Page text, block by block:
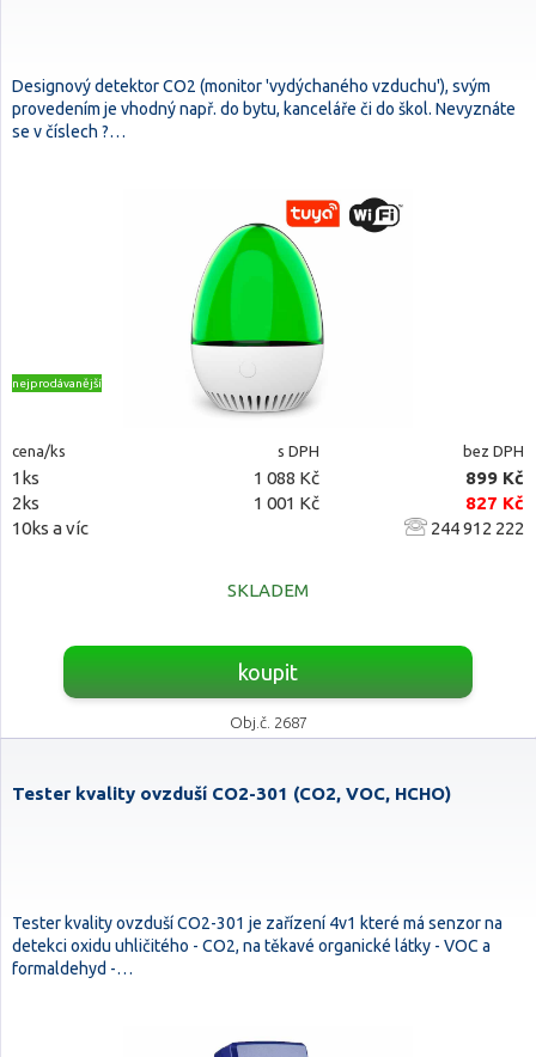
Designový detektor CO2 (monitor 'vydýchaného vzduchu'), svým
provedením je vhodný např. do bytu, kanceláře či do škol. Nevyznáte
se v číslech ?…
nejprodávanější
cena/ks s DPH bez DPH
1ks 1 088 Kč
899 Kč
2ks
1 001 Kč
827 Kč
10ks a víc
244 912 222
SKLADEM
koupit
Obj.č. 2687
Tester kvality ovzduší CO2-301 (CO2, VOC, HCHO)
Tester kvality ovzduší CO2-301 je zařízení 4v1 které má senzor na
detekci oxidu uhličitého - CO2, na těkavé organické látky - VOC a
formaldehyd -…